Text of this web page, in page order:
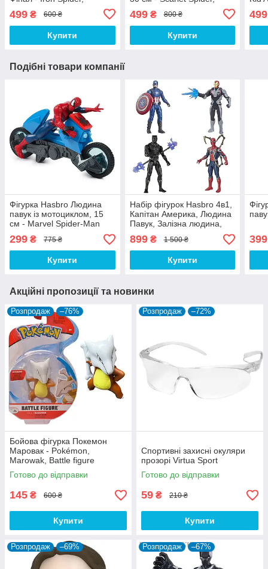
499 ₴ 600 ₴
Купити
Marvel, Titan Hero Series
499₴ 800 ₴
Купити
499
Подібні товари компанії
Фігурка Hasbro Людина
павук із мотоциклом, 15
см - Marvel Spider-Man
Web Cycle
299 ₴ 775 ₴
Купити
Набір фігурок Hasbro 4в1,
Капітан Америка, Людина
Павук, Залізна людина,
Чорна Пантера, 15 см -
Avengers
899₴ 1 500 ₴
Купити
399
Акційні пропозиції та новинки
Розпродаж –76%
Бойова фігурка Покемон
Маровак - Pokémon,
Marowak, Battle figure
Готово до відправки
145 ₴ 600 ₴
Купити
Розпродаж –72%
Спортивні захисні окуляри
прозорі Virtua Sport
Готово до відправки
59 ₴ 210 ₴
Купити
Розпродаж –69% Розпродаж –67%